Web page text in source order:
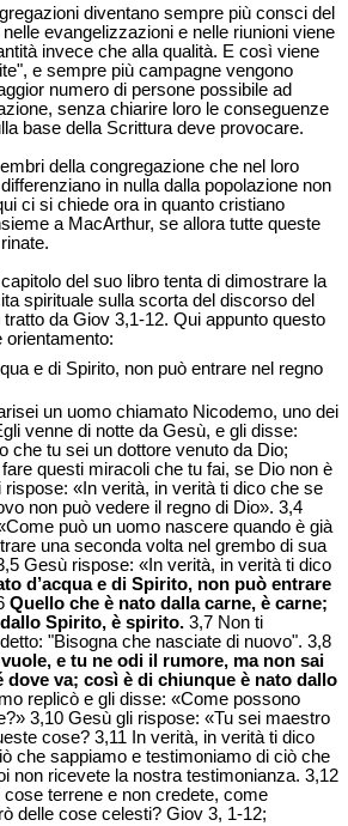
diventano sempre più consci del
evangelizzazioni e nelle riunioni viene
invece che alla qualità. E così viene
e sempre più campagne vengono
numero di persone possibile ad
senza chiarire loro le conseguenze
base della Scrittura deve provocare.
della congregazione che nel loro
in nulla dalla popolazione non
ci si chiede ora in quanto cristiano
a MacArthur, se allora tutte queste
del suo libro tenta di dimostrare la
spirituale sulla scorta del discorso del
da Giov 3,1-12. Qui appunto questo
orientamento:
e di Spirito, non può entrare nel regno
un uomo chiamato Nicodemo, uno dei
venne di notte da Gesù, e gli disse:
che tu sei un dottore venuto da Dio;
questi miracoli che tu fai, se Dio non è
«In verità, in verità ti dico che se
non può vedere il regno di Dio». 3,4
può un uomo nascere quando è già
una seconda volta nel grembo di sua
Gesù rispose: «In verità, in verità ti dico
d’acqua e di Spirito, non può entrare
Quello che è nato dalla carne, è carne;
Spirito, è spirito. 3,7 Non ti
"Bisogna che nasciate di nuovo". 3,8
vuole, e tu ne odi il rumore, ma non sai
dove va; così è di chiunque è nato dallo
replicò e gli disse: «Come possono
3,10 Gesù gli rispose: «Tu sei maestro
cose? 3,11 In verità, in verità ti dico
che sappiamo e testimoniamo di ciò che
non ricevete la nostra testimonianza. 3,12
cose terrene e non credete, come
delle cose celesti? Giov 3, 1-12;